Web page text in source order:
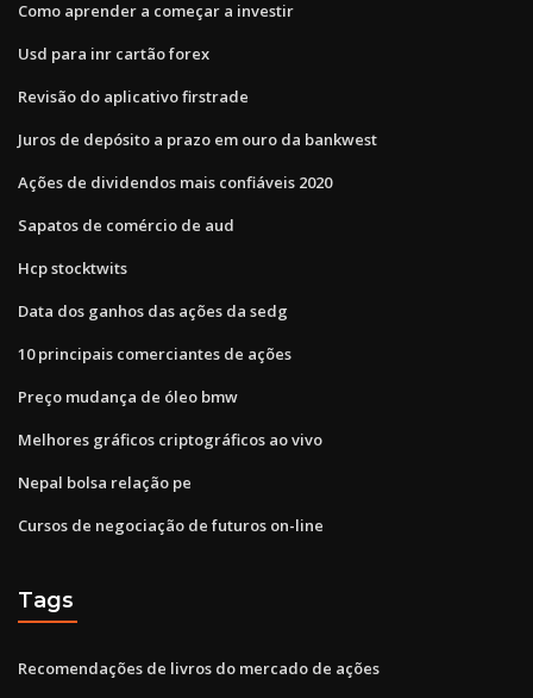
Como aprender a começar a investir
Usd para inr cartão forex
Revisão do aplicativo firstrade
Juros de depósito a prazo em ouro da bankwest
Ações de dividendos mais confiáveis ​​2020
Sapatos de comércio de aud
Hcp stocktwits
Data dos ganhos das ações da sedg
10 principais comerciantes de ações
Preço mudança de óleo bmw
Melhores gráficos criptográficos ao vivo
Nepal bolsa relação pe
Cursos de negociação de futuros on-line
Tags
Recomendações de livros do mercado de ações